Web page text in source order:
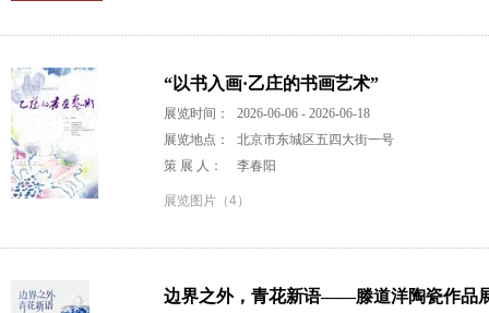
“以书入画·乙庄的书画艺术”
展览时间：
2026-06-06 - 2026-06-18
展览地点：
北京市东城区五四大街一号
策 展 人：
李春阳
展览图片（4）
边界之外，青花新语——滕道洋陶瓷作品